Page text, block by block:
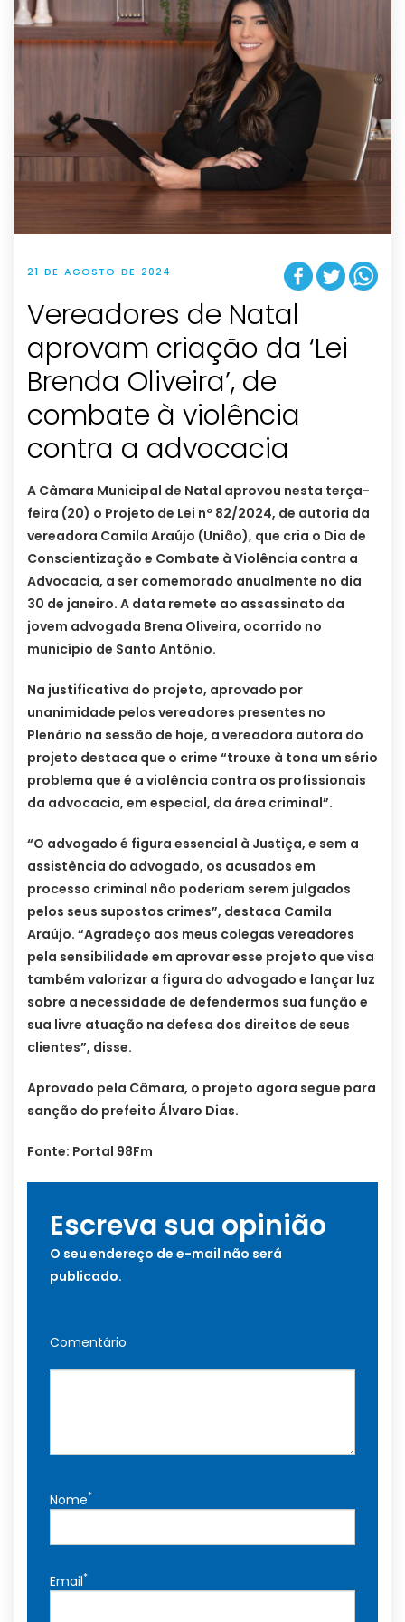
21 DE AGOSTO DE 2024
Vereadores de Natal
aprovam criação da ‘Lei
Brenda Oliveira’, de
combate à violência
contra a advocacia
A Câmara Municipal de Natal aprovou nesta terça-
feira (20) o Projeto de Lei nº 82/2024, de autoria da
vereadora Camila Araújo (União), que cria o Dia de
Conscientização e Combate à Violência contra a
Advocacia, a ser comemorado anualmente no dia
30 de janeiro. A data remete ao assassinato da
jovem advogada Brena Oliveira, ocorrido no
município de Santo Antônio.
Na justificativa do projeto, aprovado por
unanimidade pelos vereadores presentes no
Plenário na sessão de hoje, a vereadora autora do
projeto destaca que o crime “trouxe à tona um sério
problema que é a violência contra os profissionais
da advocacia, em especial, da área criminal”.
“O advogado é figura essencial à Justiça, e sem a
assistência do advogado, os acusados em
processo criminal não poderiam serem julgados
pelos seus supostos crimes”, destaca Camila
Araújo. “Agradeço aos meus colegas vereadores
pela sensibilidade em aprovar esse projeto que visa
também valorizar a figura do advogado e lançar luz
sobre a necessidade de defendermos sua função e
sua livre atuação na defesa dos direitos de seus
clientes”, disse.
Aprovado pela Câmara, o projeto agora segue para
sanção do prefeito Álvaro Dias.
Fonte: Portal 98Fm
Escreva sua opinião
O seu endereço de e-mail não será
publicado.
Comentário
Nome*
Email*